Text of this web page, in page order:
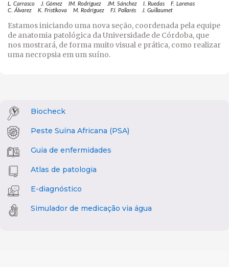
L. Carrasco J. Gómez IM. Rodríguez JM. Sánchez I. Ruedas
F. Larenas
C. Álvarez
K. Fristikova M. Rodríguez FJ. Pallarés J. Guillaumet
Estamos iniciando uma nova seção, coordenada pela equipe
de anatomia patológica da Universidade de Córdoba, que
nos mostrará, de forma muito visual e prática, como realizar
uma necropsia em um suíno.
Biocheck
Peste Suína Africana (PSA)
Guia de enfermidades
Atlas de patologia
E-diagnóstico
Simulador de medicação via água